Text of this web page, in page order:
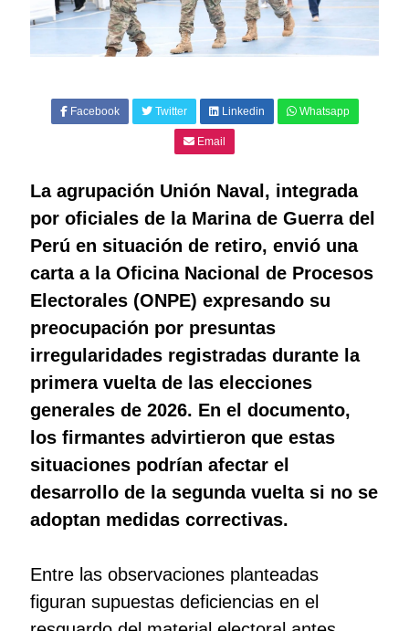
Facebook Twitter Linkedin Whatsapp
Email
La agrupación Unión Naval, integrada
por oficiales de la Marina de Guerra del
Perú en situación de retiro, envió una
carta a la Oficina Nacional de Procesos
Electorales (ONPE) expresando su
preocupación por presuntas
irregularidades registradas durante la
primera vuelta de las elecciones
generales de 2026. En el documento,
los firmantes advirtieron que estas
situaciones podrían afectar el
desarrollo de la segunda vuelta si no se
adoptan medidas correctivas.
Entre las observaciones planteadas
figuran supuestas deficiencias en el